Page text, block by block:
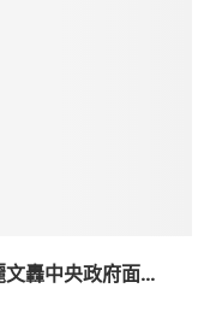
轟中央政府面...